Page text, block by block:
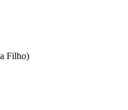
Filho)